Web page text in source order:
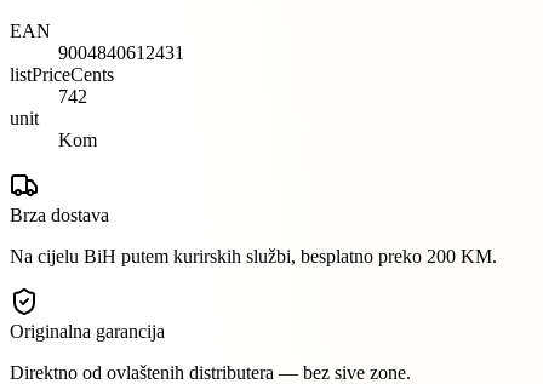
EAN
9004840612431
listPriceCents
742
unit
Kom
Brza dostava
Na cijelu BiH putem kurirskih službi, besplatno preko 200 KM.
Originalna garancija
Direktno od ovlaštenih distributera — bez sive zone.